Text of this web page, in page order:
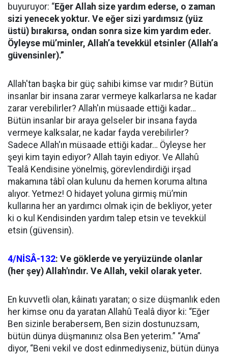
buyuruyor: “Eğer Allah size yardım ederse, o zaman
sizi yenecek yoktur. Ve eğer sizi yardımsız (yüz
üstü) bırakırsa, ondan sonra size kim yardım eder.
Öyleyse mü’minler, Allah’a tevekkül etsinler (Allah’a
güvensinler).”
Allah'tan başka bir güç sahibi kimse var mıdır? Bütün
insanlar bir insana zarar vermeye kalkarlarsa ne kadar
zarar verebilirler? Allah'ın müsaade ettiği kadar…
Bütün insanlar bir araya gelseler bir insana fayda
vermeye kalksalar, ne kadar fayda verebilirler?
Sadece Allah'ın müsaade ettiği kadar… Öyleyse her
şeyi kim tayin ediyor? Allah tayin ediyor. Ve Allahû
Tealâ Kendisine yönelmiş, görevlendirdiği irşad
makamına tâbî olan kulunu da hemen koruma altına
alıyor. Yetmez! O hidayet yoluna girmiş mü’min
kullarına her an yardımcı olmak için de bekliyor, yeter
ki o kul Kendisinden yardım talep etsin ve tevekkül
etsin (güvensin).
4/NİSÂ-132: Ve göklerde ve yeryüzünde olanlar
(her şey) Allah'ındır. Ve Allah, vekil olarak yeter.
En kuvvetli olan, kâinatı yaratan; o size düşmanlık eden
her kimse onu da yaratan Allahû Tealâ diyor ki: “Eğer
Ben sizinle berabersem, Ben sizin dostunuzsam,
bütün dünya düşmanınız olsa Ben yeterim.” “Ama”
diyor, “Beni vekil ve dost edinmediyseniz, bütün dünya